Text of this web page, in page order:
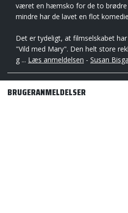
været en hæmsko for de to brødre
mindre har de lavet en flot
Det er tydeligt, at filmselskabet
"Vild med Mary". Den helt store
g ... Læs anmeldelsen - Susan
BRUGERANMELDELSER